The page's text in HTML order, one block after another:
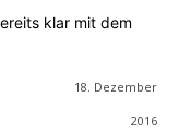
klar mit dem
18. Dezember
2016